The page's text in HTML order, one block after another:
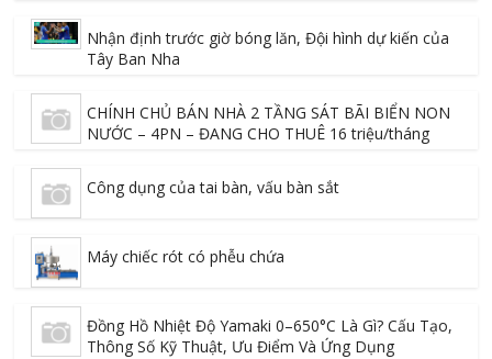
Nhận định trước giờ bóng lăn, Đội hình dự kiến của
Tây Ban Nha
CHÍNH CHỦ BÁN NHÀ 2 TẦNG SÁT BÃI BIỂN NON
NƯỚC – 4PN – ĐANG CHO THUÊ 16 triệu/tháng
Công dụng của tai bàn, vấu bàn sắt
Máy chiếc rót có phễu chứa
Đồng Hồ Nhiệt Độ Yamaki 0–650°C Là Gì? Cấu Tạo,
Thông Số Kỹ Thuật, Ưu Điểm Và Ứng Dụng